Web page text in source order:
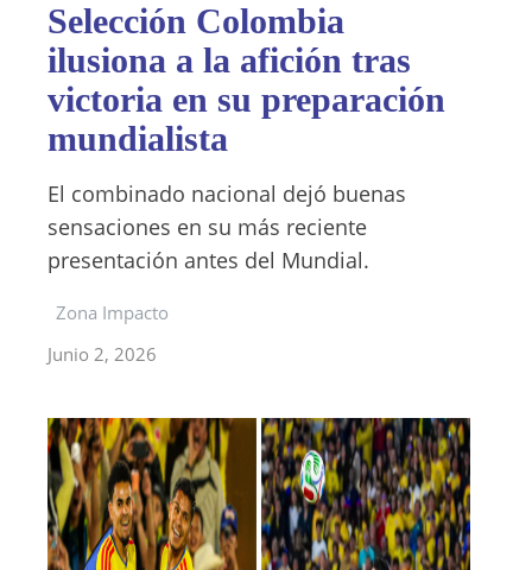
Selección Colombia
ilusiona a la afición tras
victoria en su preparación
mundialista
El combinado nacional dejó buenas
sensaciones en su más reciente
presentación antes del Mundial.
Zona Impacto
Junio 2, 2026